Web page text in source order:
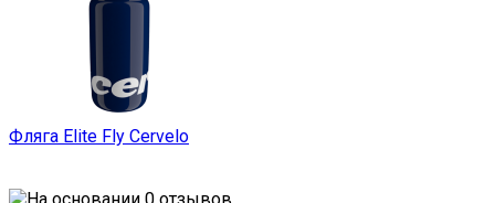
Фляга Elite Fly Cervelo